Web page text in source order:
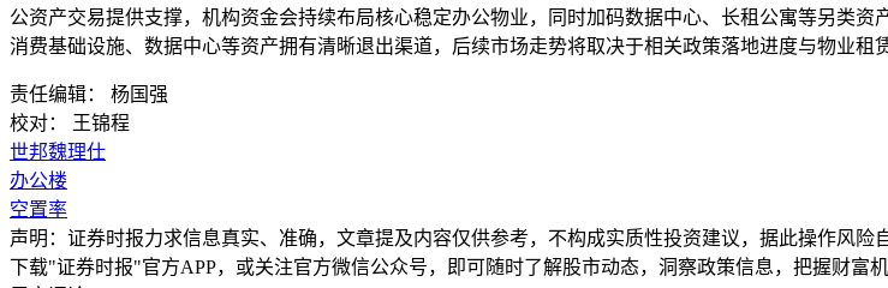
公资产交易提供支撑，机构资金会持续布局核心稳定办公物业，同时加码数据中心、长租公寓等另类资
消费基础设施、数据中心等资产拥有清晰退出渠道，后续市场走势将取决于相关政策落地进度与物业租
责任编辑： 杨国强
校对： 王锦程
世邦魏理仕
办公楼
空置率
声明：证券时报力求信息真实、准确，文章提及内容仅供参考，不构成实质性投资建议，据此操作风险
下载"证券时报"官方APP，或关注官方微信公众号，即可随时了解股市动态，洞察政策信息，把握财富机